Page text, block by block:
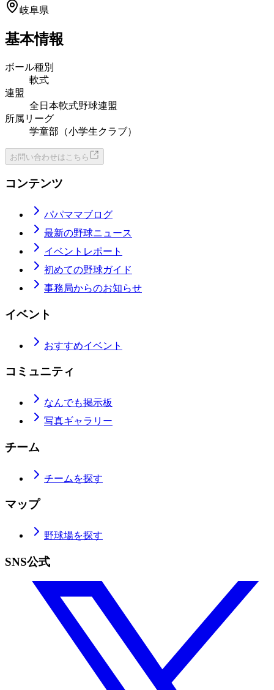
岐阜県
基本情報
ボール種別
軟式
連盟
全日本軟式野球連盟
所属リーグ
学童部（小学生クラブ）
お問い合わせはこちら
コンテンツ
パパママブログ
最新の野球ニュース
イベントレポート
初めての野球ガイド
事務局からのお知らせ
イベント
おすすめイベント
コミュニティ
なんでも掲示板
写真ギャラリー
チーム
チームを探す
マップ
野球場を探す
SNS公式